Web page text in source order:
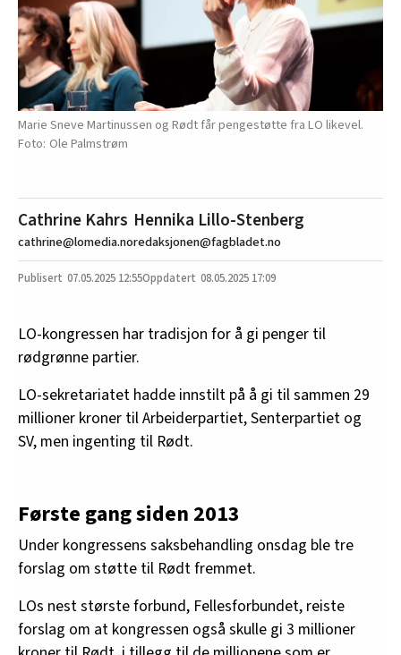
Marie Sneve Martinussen og Rødt får pengestøtte fra LO likevel.
Ole Palmstrøm
Cathrine Kahrs
cathrine@lomedia.no
Hennika Lillo-Stenberg
redaksjonen@fagbladet.no
07.05.2025 12:55 08.05.2025 17:09
LO-kongressen har tradisjon for å gi penger til
rødgrønne partier.
LO-sekretariatet hadde innstilt på å gi til sammen 29
millioner kroner til Arbeiderpartiet, Senterpartiet og
SV, men ingenting til Rødt.
Første gang siden 2013
Under kongressens saksbehandling onsdag ble tre
forslag om støtte til Rødt fremmet.
LOs nest største forbund, Fellesforbundet, reiste
forslag om at kongressen også skulle gi 3 millioner